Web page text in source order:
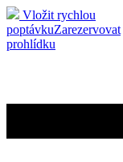
Vložit rychlou
poptávkuZarezervovat
prohlídku